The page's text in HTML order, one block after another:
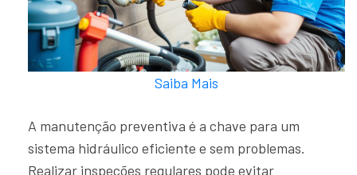
Saiba Mais
A manutenção preventiva é a chave para um
sistema hidráulico eficiente e sem problemas.
Realizar inspeções regulares pode evitar